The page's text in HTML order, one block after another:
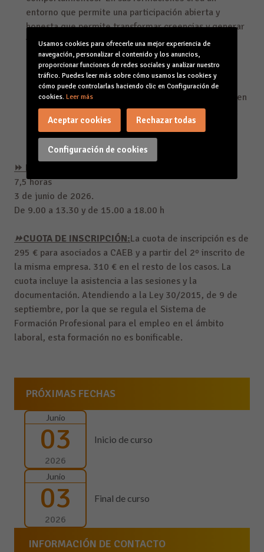
PRÓXIMAS FECHAS
Junio
03
2026
Inicio de curso
Junio
03
2026
Final de curso
INFORMACIÓN DE CONTACTO
entorno que permite una participación abierta y
honesta que permite transformar creencias y generar
impacto en el puesto de trabajo.
Licenciado en Economía por la Universidad de
Barcelona y Máster en en Dirección de Empresas
(MBA) por el IDEC – UPF, lleva más de 20 años
elaborando e impartiendo programas de formación en
habilidades, que versan sobre las diversas materias:
Cultura de empresa, Gestión de quejas y conflictos,
atención al cliente, liderazgo…entre otras.
⏩ DURACIÓN, FECHA Y HORARIO:
7,5 horas
3 de junio de 2026.
De 9.00 a 13.30 y de 15.00 a 18.00 h
⏩CUOTA DE INSCRIPCIÓN:La cuota de inscripción es de
295 € para asociados a CAEB y a partir del 2º inscrito de
la misma empresa. 310 € en el resto de los casos. La
cuota incluye la asistencia a las sesiones y la
documentación. Atendiendo a la Ley 30/2015, de 9 de
septiembre, por la que se regula el Sistema de
Formación Profesional para el empleo en el ámbito
laboral, esta formación no es bonificable.
Usamos cookies para ofrecerle una mejor experiencia de
navegación, personalizar el contenido y los anuncios,
proporcionar funciones de redes sociales y analizar nuestro
tráfico. Puedes leer más sobre cómo usamos las cookies y
cómo puede controlarlas haciendo clic en Configuración de
cookies. Leer más
Configuración de cookies
Aceptar cookies Rechazar todas